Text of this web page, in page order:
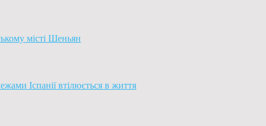
місті Шеньян
Іспанії втілюється в життя